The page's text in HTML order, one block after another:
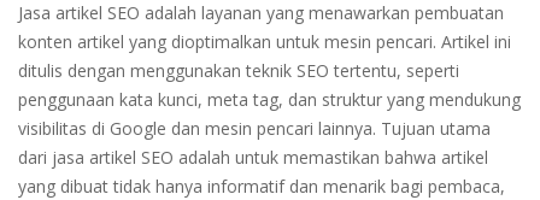
Jasa artikel SEO adalah layanan yang menawarkan pembuatan
konten artikel yang dioptimalkan untuk mesin pencari. Artikel ini
ditulis dengan menggunakan teknik SEO tertentu, seperti
penggunaan kata kunci, meta tag, dan struktur yang mendukung
visibilitas di Google dan mesin pencari lainnya. Tujuan utama
dari jasa artikel SEO adalah untuk memastikan bahwa artikel
yang dibuat tidak hanya informatif dan menarik bagi pembaca,